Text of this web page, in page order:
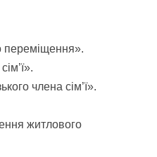
переміщення».
члена сім’ї».
житлового